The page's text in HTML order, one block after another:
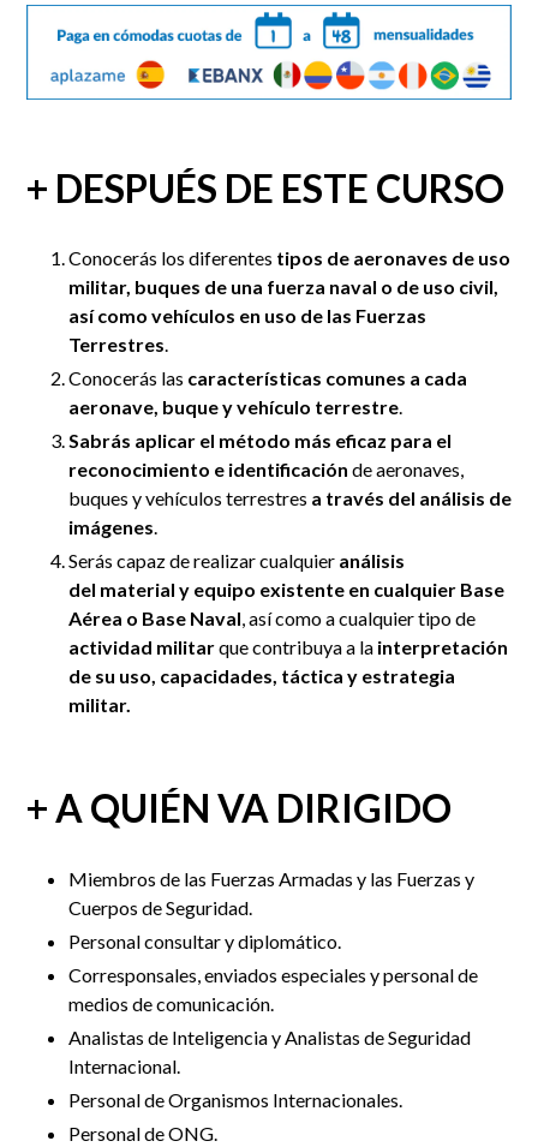
+ DESPUÉS DE ESTE CURSO
Conocerás los diferentes tipos de aeronaves de uso
militar, buques de una fuerza naval o de uso civil,
así como vehículos en uso de las Fuerzas
Terrestres.
Conocerás las características comunes a cada
aeronave, buque y vehículo terrestre.
Sabrás aplicar el método más eficaz para el
reconocimiento e identificación de aeronaves,
buques y vehículos terrestres a través del análisis de
imágenes.
Serás capaz de realizar cualquier análisis
del material y equipo existente en cualquier Base
Aérea o Base Naval, así como a cualquier tipo de
actividad militarque contribuya a la interpretación
de su uso, capacidades, táctica y estrategia
militar.
+ A QUIÉN VA DIRIGIDO
Miembros de las Fuerzas Armadas y las Fuerzas y
Cuerpos de Seguridad.
Personal consultar y diplomático.
Corresponsales, enviados especiales y personal de
medios de comunicación.
Analistas de Inteligencia y Analistas de Seguridad
Internacional.
Personal de Organismos Internacionales.
Personal de ONG.